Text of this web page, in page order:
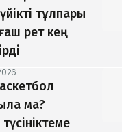
тұлпары
рет кең
ма?